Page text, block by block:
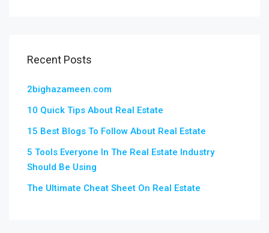
Recent Posts
2bighazameen.com
10 Quick Tips About Real Estate
15 Best Blogs To Follow About Real Estate
5 Tools Everyone In The Real Estate Industry
Should Be Using
The Ultimate Cheat Sheet On Real Estate